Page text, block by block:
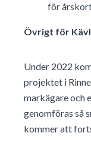
för
Övrigt för
Under 2022
projektet i
markägare och
genomföras så
kommer att